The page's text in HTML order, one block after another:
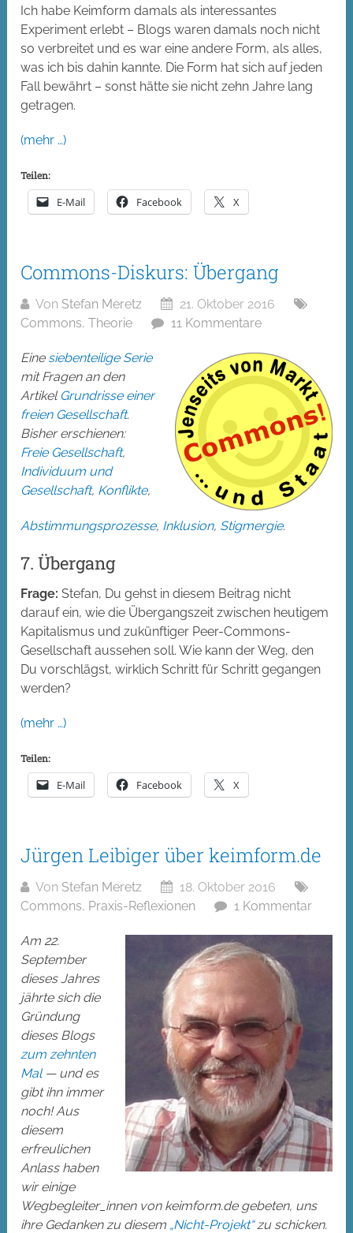
Ich habe Keimform damals als interessantes
Experiment erlebt – Blogs waren damals noch nicht
so verbreitet und es war eine andere Form, als alles,
was ich bis dahin kannte. Die Form hat sich auf jeden
Fall bewährt – sonst hätte sie nicht zehn Jahre lang
getragen.
(mehr …)
Teilen:
E-Mail Facebook X
Commons-Diskurs: Übergang
Von Stefan Meretz
21. Oktober 2016
Commons,Theorie 11 Kommentare
Eine siebenteilige Serie
mit Fragen an den
Artikel Grundrisse einer
freien Gesellschaft.
Bisher erschienen:
Freie Gesellschaft,
Individuum und
Gesellschaft, Konflikte,
Abstimmungsprozesse, Inklusion, Stigmergie.
7. Übergang
Frage: Stefan, Du gehst in diesem Beitrag nicht
darauf ein, wie die Übergangszeit zwischen heutigem
Kapitalismus und zukünftiger Peer-Commons-
Gesellschaft aussehen soll. Wie kann der Weg, den
Du vorschlägst, wirklich Schritt für Schritt gegangen
werden?
(mehr …)
Teilen:
E-Mail Facebook X
Jürgen Leibiger über keimform.de
Von Stefan Meretz
18. Oktober 2016
Commons, Praxis-Reflexionen 1 Kommentar
Am 22.
September
dieses Jahres
jährte sich die
Gründung
dieses Blogs
zum zehnten
Mal— und es
gibt ihn immer
noch! Aus
diesem
erfreulichen
Anlass haben
wir einige
Wegbegleiter_innen von keimform.de gebeten, uns
ihre Gedanken zu diesem „Nicht-Projekt“zu schicken.